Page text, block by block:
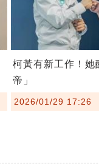
柯黃有新工作！她
帝」
2026/01/29 17:26